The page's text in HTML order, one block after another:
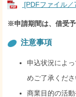
[PDFファイル／
※申請期間は、借受
注意事項
申込状況によ
めご了承くださ
商業目的の活